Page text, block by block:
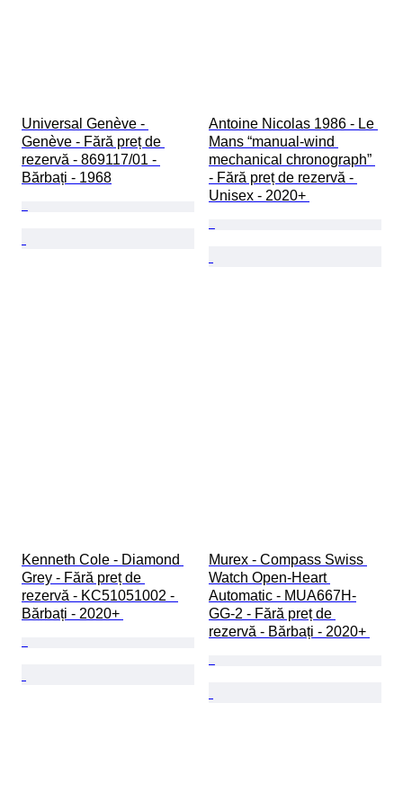
Universal Genève -
Genève - Fără preț de
rezervă - 869117/01 -
Bărbați - 1968
Antoine Nicolas 1986 - Le
Mans “manual-wind
mechanical chronograph”
- Fără preț de rezervă -
Unisex - 2020+
Kenneth Cole - Diamond
Grey - Fără preț de
rezervă - KC51051002 -
Bărbați - 2020+
Murex - Compass Swiss
Watch Open-Heart
Automatic - MUA667H-
GG-2 - Fără preț de
rezervă - Bărbați - 2020+